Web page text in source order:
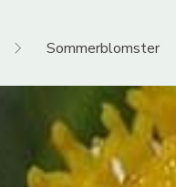
Sommerblomster